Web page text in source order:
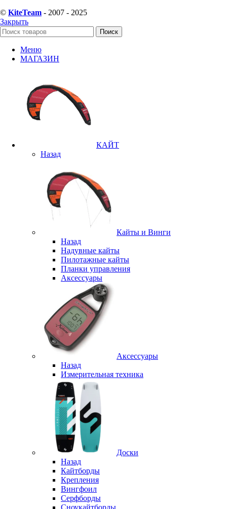
© KiteTeam - 2007 - 2025
Закрыть
Поиск
Меню
МАГАЗИН
КАЙТ
Назад
Кайты и Винги
Назад
Надувные кайты
Пилотажные кайты
Планки управления
Аксессуары
Аксессуары
Назад
Измерительная техника
Доски
Назад
Кайтборды
Крепления
Вингфоил
Серфборды
Сноукайтборды